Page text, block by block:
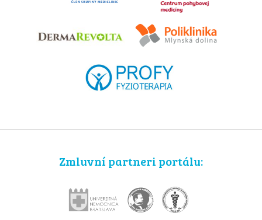
Zmluvní partneri portálu: